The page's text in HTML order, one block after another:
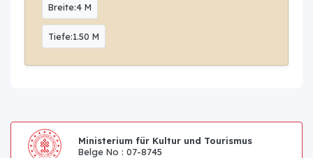
Breite:4 M
Tiefe:1.50 M
Ministerium für Kultur und Tourismus
Belge No : 07-8745